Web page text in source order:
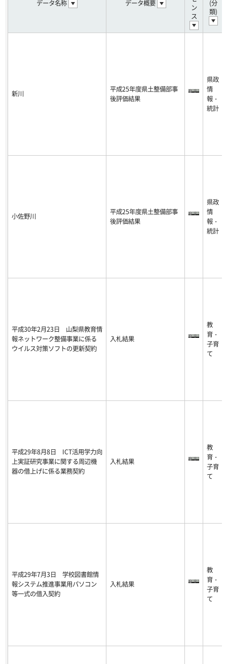
データ名称 データ概要
ン
ス
(分
類)
新川
平成25年度県土整備部事
後評価結果
県政
情
報・
統計
小佐野川
平成25年度県土整備部事
後評価結果
県政
情
報・
統計
平成30年2月23日 山梨県教育情
報ネットワーク整備事業に係る
ウイルス対策ソフトの更新契約
入札結果
教
育・
子育
て
平成29年8月8日 ICT活用学力向
上実証研究事業に関する周辺機
器の借上げに係る業務契約
入札結果
教
育・
子育
て
平成29年7月3日 学校図書館情
報システム推進事業用パソコン
等一式の借入契約
入札結果
教
育・
子育
て